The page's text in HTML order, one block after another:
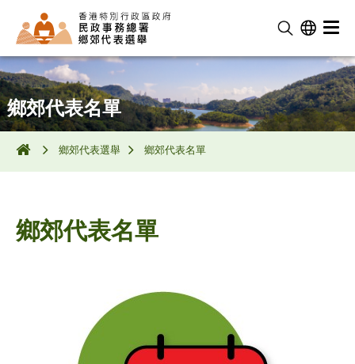
鄉郊代表名單
鄉郊代表選舉 鄉郊代表名單
鄉郊代表名單